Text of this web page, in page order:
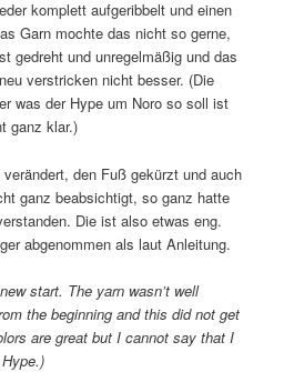
komplett aufgeribbelt und einen
Garn mochte das nicht so gerne,
gedreht und unregelmäßig und das
verstricken nicht besser. (Die
was der Hype um Noro so soll ist
ganz klar.)
den Fuß gekürzt und auch
ganz beabsichtigt, so ganz hatte
Die ist also etwas eng.
abgenommen als laut Anleitung.
start. The yarn wasn’t well
the beginning and this did not get
are great but I cannot say that I